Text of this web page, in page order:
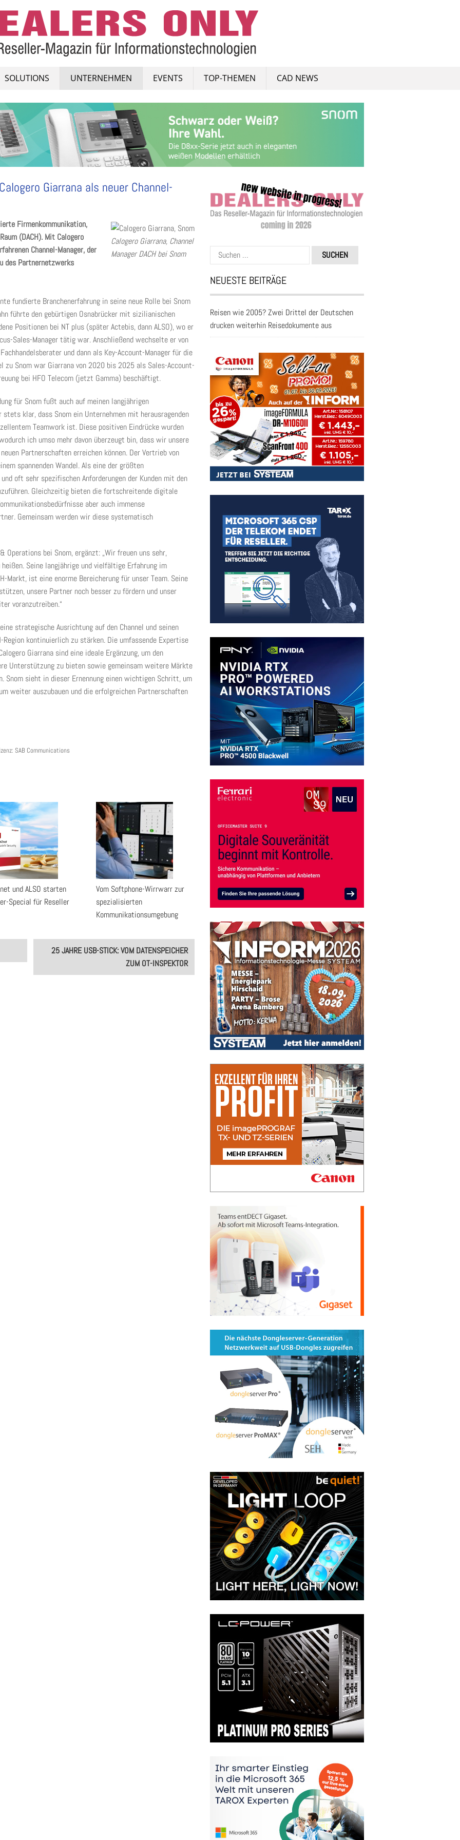
SOLUTIONS UNTERNEHMEN EVENTS TOP-THEMEN CAD NEWS
Giarrana als neuer Channel-
Calogero Giarrana, Channel
Manager DACH bei Snom
Firmenkommunikation,
(DACH). Mit Calogero
Channel-Manager, der
des Partnernetzwerks
fundierte Branchenerfahrung in seine neue Rolle bei Snom
führte den gebürtigen Osnabrücker mit sizilianischen
Positionen bei NT plus (später Actebis, dann ALSO), wo er
Sales-Manager tätig war. Anschließend wechselte er von
und dann als Key-Account-Manager für die
zu Snom war Giarrana von 2020 bis 2025 als Sales-Account-
bei HFO Telecom (jetzt Gamma) beschäftigt.
für Snom fußt auch auf meinen langjährigen
stets klar, dass Snom ein Unternehmen mit herausragenden
Teamwork ist. Diese positiven Eindrücke wurden
ich umso mehr davon überzeugt bin, dass wir unsere
Partnerschaften erreichen können. Der Vertrieb von
spannenden Wandel. Als eine der größten
oft sehr spezifischen Anforderungen der Kunden mit den
Gleichzeitig bieten die fortschreitende digitale
aber auch immense
Gemeinsam werden wir diese systematisch
Operations bei Snom, ergänzt: „Wir freuen uns sehr,
Seine langjährige und vielfältige Erfahrung im
Markt, ist eine enorme Bereicherung für unser Team. Seine
unsere Partner noch besser zu fördern und unser
voranzutreiben.“
strategische Ausrichtung auf den Channel und seinen
Region kontinuierlich zu stärken. Die umfassende Expertise
Giarrana sind eine ideale Ergänzung, um den
Unterstützung zu bieten sowie gemeinsam weitere Märkte
Snom sieht in dieser Ernennung einen wichtigen Schritt, um
weiter auszubauen und die erfolgreichen Partnerschaften
SAB Communications
und ALSO starten
Special für Reseller
Vom Softphone-Wirrwarr zur
spezialisierten
Kommunikationsumgebung
25 JAHRE USB-STICK: VOM DATENSPEICHER
ZUM OT-INSPEKTOR
Suchen
nach:
NEUESTE BEITRÄGE
Reisen wie 2005? Zwei Drittel der Deutschen
drucken weiterhin Reisedokumente aus